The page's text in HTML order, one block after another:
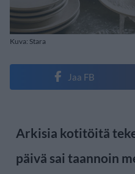
Kuva: Stara
Jaa FB
Arkisia kotitöitä
päivä sai taannoin